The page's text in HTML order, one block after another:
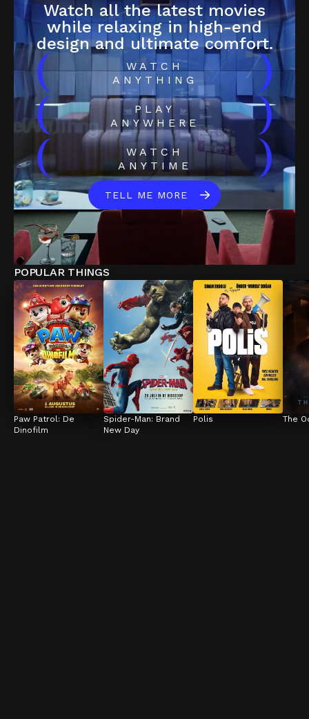
Watch all the latest movies
while relaxing in high-end
design and ultimate comfort.
(
WATCH
ANYTHING
)
(
PLAY
ANYWHERE
)
(
WATCH
ANYTIME
)
TELL ME MORE
POPULAR THINGS
Paw Patrol: De
Dinofilm
Spider-Man: Brand
New Day
Polis The